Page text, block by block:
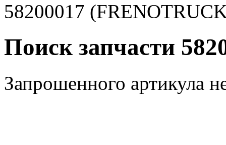
58200017
Поиск запчасти
Запрошенного артикула